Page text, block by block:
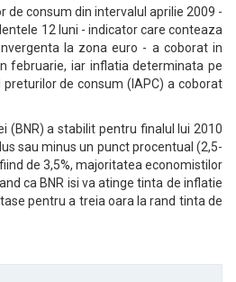
de consum din intervalul aprilie 2009 -
12 luni - indicator care conteaza
la zona euro - a coborat in
februarie, iar inflatia determinata pe
de consum (IAPC) a coborat
(BNR) a stabilit pentru finalul lui 2010
sau minus un punct procentual (2,5-
de 3,5%, majoritatea economistilor
ca BNR isi va atinge tinta de inflatie
pentru a treia oara la rand tinta de